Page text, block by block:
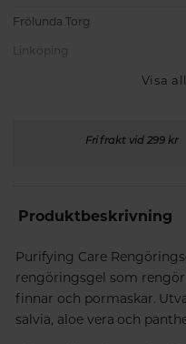
Frölunda Torg
Visa
Fri frakt vid 299 kr
Produktbeskrivning
Purifying Care
rengöringsgel som rengör
finnar och pormaskar.
salvia, aloe vera och